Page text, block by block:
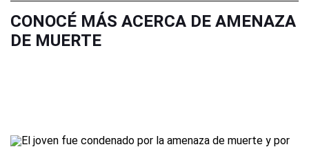
CONOCÉ MÁS ACERCA DE AMENAZA
DE MUERTE